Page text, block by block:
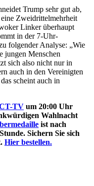
Trump sehr gut ab,
Zweidrittelmehrheit
Linker überhaupt
in der 7-Uhr-
folgender Analyse: „Wie
jungen Menschen
sich also nicht nur in
auch in den Vereinigten
scheint auch in
TV um 20:00 Uhr
Wahlnacht
ist nach
Sichern Sie sich
Hier bestellen.